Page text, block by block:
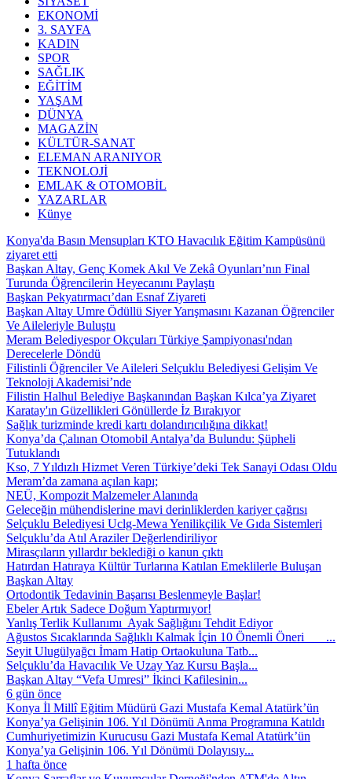
EKONOMİ
3. SAYFA
KADIN
SPOR
SAĞLIK
EĞİTİM
YAŞAM
DÜNYA
MAGAZİN
KÜLTÜR-SANAT
ELEMAN ARANIYOR
TEKNOLOJİ
EMLAK & OTOMOBİL
YAZARLAR
Künye
Konya'da Basın Mensupları KTO Havacılık Eğitim Kampüsünü
ziyaret etti
Başkan Altay, Genç Komek Akıl Ve Zekâ Oyunları’nın Final
Turunda Öğrencilerin Heyecanını Paylaştı
Başkan Pekyatırmacı’dan Esnaf Ziyareti
Başkan Altay Umre Ödüllü Siyer Yarışmasını Kazanan Öğrenciler
Ve Aileleriyle Buluştu
Meram Belediyespor Okçuları Türkiye Şampiyonası'ndan
Derecelerle Döndü
Filistinli Öğrenciler Ve Aileleri Selçuklu Belediyesi Gelişim Ve
Teknoloji Akademisi’nde
Filistin Halhul Belediye Başkanından Başkan Kılca’ya Ziyaret
Karatay'ın Güzellikleri Gönüllerde İz Bırakıyor
Sağlık turizminde kredi kartı dolandırıcılığına dikkat!
Konya’da Çalınan Otomobil Antalya’da Bulundu: Şüpheli
Tutuklandı
Kso, 7 Yıldızlı Hizmet Veren Türkiye’deki Tek Sanayi Odası Oldu
Meram’da zamana açılan kapı;
NEÜ, Kompozit Malzemeler Alanında
Geleceğin mühendislerine mavi derinliklerden kariyer çağrısı
Selçuklu Belediyesi Uclg-Mewa Yenilikçilik Ve Gıda Sistemleri
Selçuklu’da Atıl Araziler Değerlendiriliyor
Mirasçıların yıllardır beklediği o kanun çıktı
Hatırdan Hatıraya Kültür Turlarına Katılan Emeklilerle Buluşan
Başkan Altay
Ortodontik Tedavinin Başarısı Beslenmeyle Başlar!
Ebeler Artık Sadece Doğum Yaptırmıyor!
Yanlış Terlik Kullanımı Ayak Sağlığını Tehdit Ediyor
Ağustos Sıcaklarında Sağlıklı Kalmak İçin 10 Önemli Öneri ...
Seyit Ulugülyağcı İmam Hatip Ortaokuluna Tatb...
Selçuklu’da Havacılık Ve Uzay Yaz Kursu Başla...
Başkan Altay “Vefa Umresi” İkinci Kafilesinin...
6 gün önce
Konya İl Millî Eğitim Müdürü Gazi Mustafa Kemal Atatürk’ün
Konya’ya Gelişinin 106. Yıl Dönümü Anma Programına Katıldı
Cumhuriyetimizin Kurucusu Gazi Mustafa Kemal Atatürk’ün
Konya’ya Gelişinin 106. Yıl Dönümü Dolayısıy...
1 hafta önce